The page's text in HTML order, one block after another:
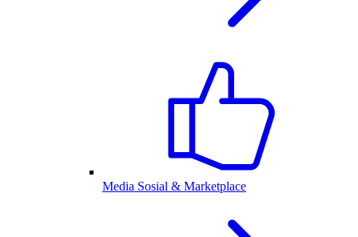
Media Sosial & Marketplace